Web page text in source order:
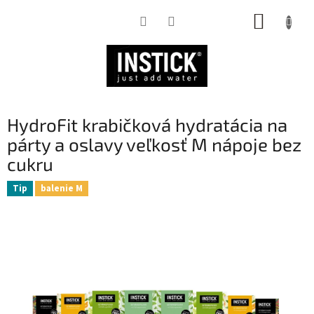
HydroFit krabičková hydratácia na
párty a oslavy veľkosť M nápoje bez
cukru
Tip balenie M